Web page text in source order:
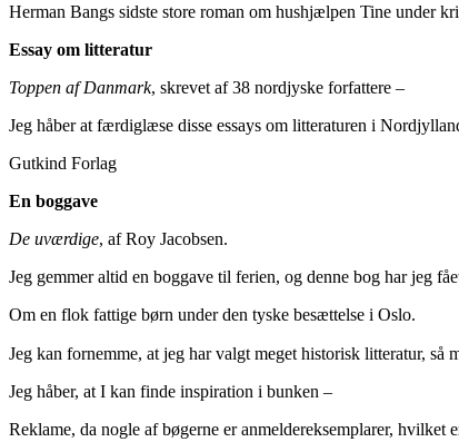
Herman Bangs sidste store roman om hushjælpen Tine under
Essay om litteratur
Toppen af Danmark, skrevet af 38 nordjyske forfattere –
Jeg håber at færdiglæse disse essays om litteraturen i
Gutkind Forlag
En boggave
De uværdige, af Roy Jacobsen.
Jeg gemmer altid en boggave til ferien, og denne bog har jeg
Om en flok fattige børn under den tyske besættelse i Oslo.
Jeg kan fornemme, at jeg har valgt meget historisk litteratur,
Jeg håber, at I kan finde inspiration i bunken –
Reklame, da nogle af bøgerne er anmeldereksemplarer,